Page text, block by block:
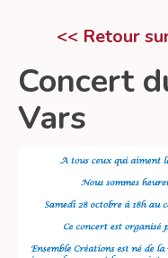
<< Retour
Concert
Vars